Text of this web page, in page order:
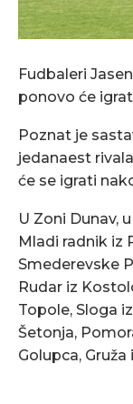
Fudbaleri
ponovo će
Poznat je
jedanaest
će se igrati
U Zoni Dunav,
Mladi radnik iz
Smederevske
Rudar iz
Topole, Sloga
Šetonja,
Golupca,